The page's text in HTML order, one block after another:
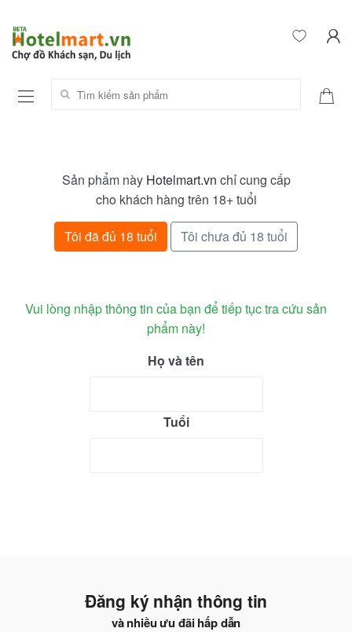
Tìm kiếm sản phẩm:
Sản phẩm này Hotelmart.vn chỉ cung cấp
cho khách hàng trên 18+ tuổi
Tôi đã đủ 18 tuổi Tôi chưa đủ 18 tuổi
Vui lòng nhập thông tin của bạn để tiếp tục tra cứu sản
phẩm này!
Họ và tên
Tuổi
Đăng ký nhận thông tin
và nhiều ưu đãi hấp dẫn